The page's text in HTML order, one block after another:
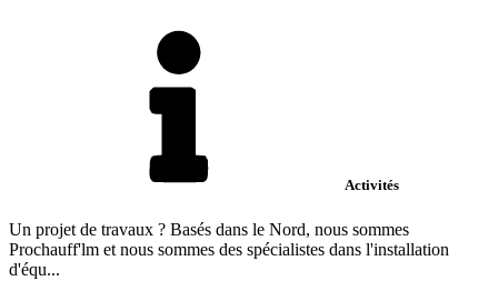
Activités
Un projet de travaux ? Basés dans le Nord, nous sommes
Prochauff'lm et nous sommes des spécialistes dans l'installation
d'équ...